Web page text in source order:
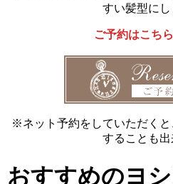
すい髪型にし
ご予約はこち
※ネット予約をしていただく
することも出
おすすめのヨ